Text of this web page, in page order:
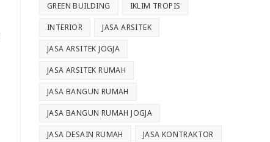
GREEN BUILDING IKLIM TROPIS
INTERIOR JASA ARSITEK
JASA ARSITEK JOGJA
JASA ARSITEK RUMAH
JASA BANGUN RUMAH
JASA BANGUN RUMAH JOGJA
JASA DESAIN RUMAH JASA KONTRAKTOR